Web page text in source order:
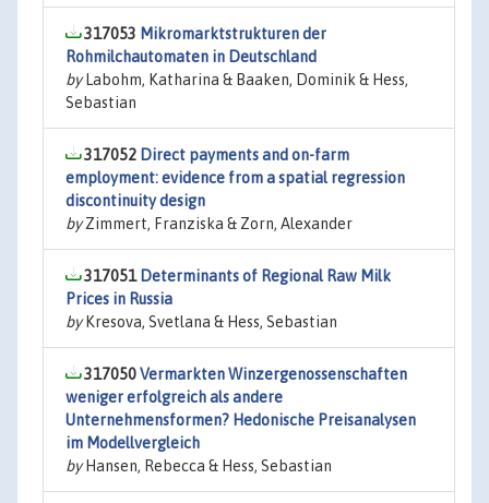
317053 Mikromarktstrukturen der
Rohmilchautomaten in Deutschland
byLabohm, Katharina & Baaken, Dominik & Hess,
Sebastian
317052 Direct payments and on-farm
employment: evidence from a spatial regression
discontinuity design
byZimmert, Franziska & Zorn, Alexander
317051 Determinants of Regional Raw Milk
Prices in Russia
byKresova, Svetlana & Hess, Sebastian
317050Vermarkten Winzergenossenschaften
weniger erfolgreich als andere
Unternehmensformen? Hedonische Preisanalysen
im Modellvergleich
byHansen, Rebecca & Hess, Sebastian